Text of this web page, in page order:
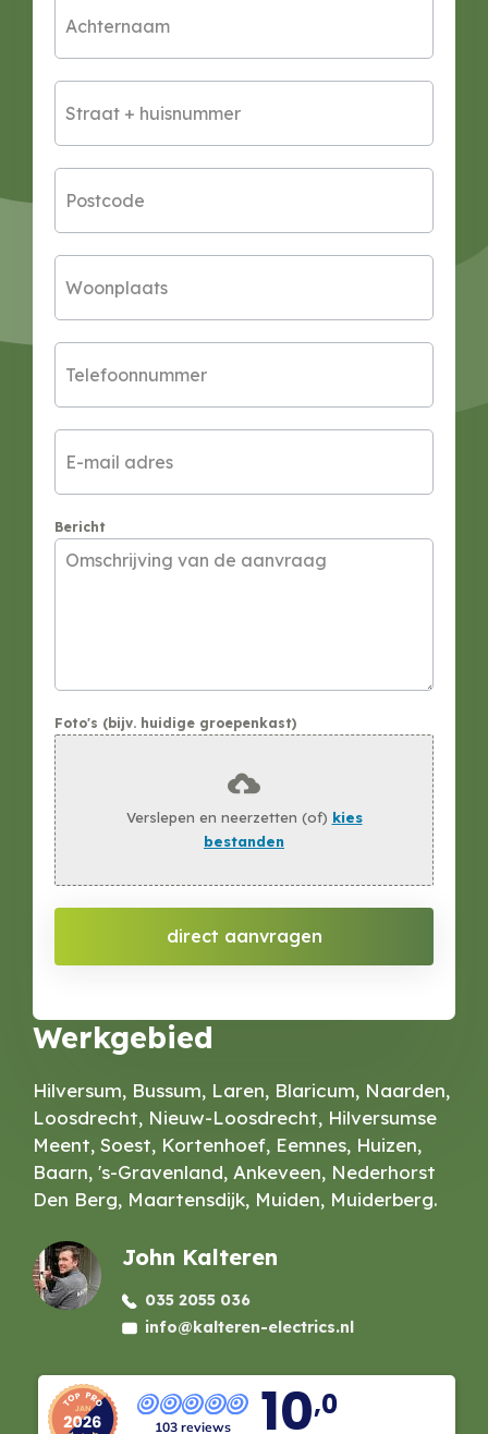
Werkgebied
Hilversum, Bussum, Laren, Blaricum, Naarden,
Loosdrecht, Nieuw-Loosdrecht, Hilversumse
Meent, Soest, Kortenhoef, Eemnes, Huizen,
Baarn, 's-Gravenland, Ankeveen, Nederhorst
Den Berg, Maartensdijk, Muiden, Muiderberg.
John Kalteren
035 2055 036
info@kalteren-electrics.nl
103 reviews 10,0
Bericht
Foto's (bijv. huidige groepenkast)
Verslepen en neerzetten (of) kies
bestanden
direct aanvragen